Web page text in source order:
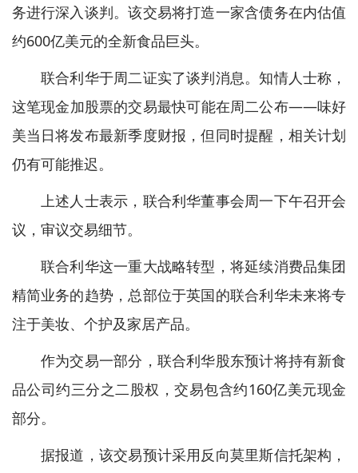
务进行深入谈判。该交易将打造一家含债务在内估值
约600亿美元的全新食品巨头。
联合利华于周二证实了谈判消息。知情人士称，
这笔现金加股票的交易最快可能在周二公布——味好
美当日将发布最新季度财报，但同时提醒，相关计划
仍有可能推迟。
上述人士表示，联合利华董事会周一下午召开会
议，审议交易细节。
联合利华这一重大战略转型，将延续消费品集团
精简业务的趋势，总部位于英国的联合利华未来将专
注于美妆、个护及家居产品。
作为交易一部分，联合利华股东预计将持有新食
品公司约三分之二股权，交易包含约160亿美元现金
部分。
据报道，该交易预计采用反向莫里斯信托架构，